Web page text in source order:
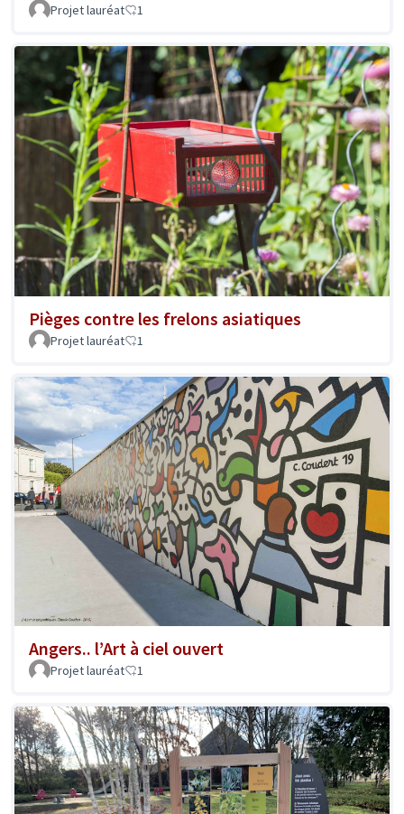
Projet lauréat 1
Pièges contre les frelons asiatiques
Projet lauréat 1
Angers.. l’Art à ciel ouvert
Projet lauréat 1